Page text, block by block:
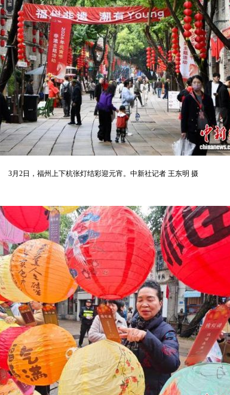
3月2日，福州上下杭张灯结彩迎元宵。中新社记者 王东明 摄